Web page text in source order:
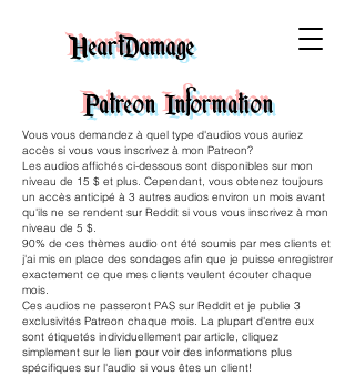
HeartDamage
Patreon Information
Vous vous demandez à quel type d'audios vous auriez
accès si vous vous inscrivez à mon Patreon?
Les audios affichés ci-dessous sont disponibles sur mon
niveau de 15 $ et plus. Cependant, vous obtenez toujours
un accès anticipé à 3 autres audios environ un mois avant
qu'ils ne se rendent sur Reddit si vous vous inscrivez à mon
niveau de 5 $.
90% de ces thèmes audio ont été soumis par mes clients et
j'ai mis en place des sondages afin que je puisse enregistrer
exactement ce que mes clients veulent écouter chaque
mois.
Ces audios ne passeront PAS sur Reddit et je publie 3
exclusivités Patreon chaque mois. La plupart d'entre eux
sont étiquetés individuellement par article, cliquez
simplement sur le lien pour voir des informations plus
spécifiques sur l'audio si vous êtes un client!